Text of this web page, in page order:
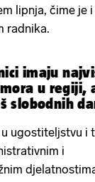
lipnja, čime je
radnika.
imaju
u regiji,
većina želi još slobodnih
ugostiteljstvu i
i